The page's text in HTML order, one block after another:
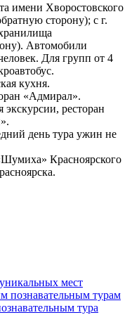
имени Хворостовского
сторону); с г.
Автомобили
Для групп от 4
кухня.
«Адмирал».
ресторан
день тура ужин не
Красноярского
мест
познавательным турам
тура